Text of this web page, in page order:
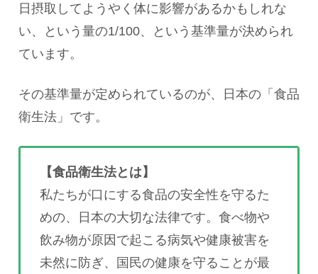
日摂取してようやく体に影響があるかもしれな
い、という量の1/100、という基準量が決められ
ています。
その基準量が定められているのが、日本の「食品
衛生法」です。
【食品衛生法とは】
私たちが口にする食品の安全性を守るた
めの、日本の大切な法律です。食べ物や
飲み物が原因で起こる病気や健康被害を
未然に防ぎ、国民の健康を守ることが最